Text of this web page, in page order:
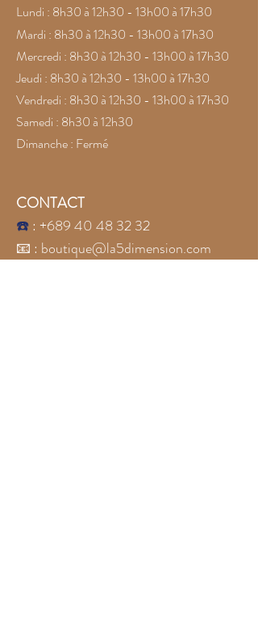
Lundi : 8h30 à 12h30 - 13h00 à 17h30
Mardi : 8h30 à 12h30 - 13h00 à 17h30
Mercredi : 8h30 à 12h30 - 13h00 à 17h30
Jeudi : 8h30 à 12h30 - 13h00 à 17h30
Vendredi : 8h30 à 12h30 - 13h00 à 17h30
Samedi : 8h30 à 12h30
Dimanche : Fermé
CONTACT
☎️: +689 40 48 32 32
📧 : boutique@la5dimension.com